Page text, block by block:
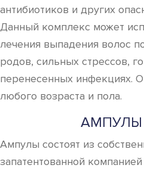
антибиотиков и других
Данный комплекс может
лечения выпадения волос
родов, сильных стрессов,
перенесенных инфекциях.
любого возраста и пола.
АМПУЛЫ
Ампулы состоят из
запатентованной